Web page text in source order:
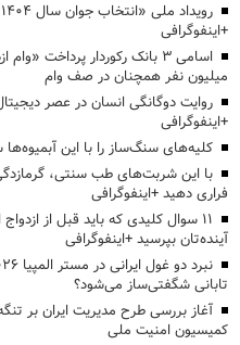
+اینفوگرافی
اسامی ۳ بانک رکوردار پرداخت
میلیون نفر همچنان در صف وام
روایت دوگانگی انسان در عصر
+اینفوگرافی
کلیه‌های سنگ‌ساز را با این
با این شربت‌های طب سنتی،
فراری دهید +اینفوگرافی
۱۱ سوال کلیدی که باید قبل از
آینده‌تان بپرسید +اینفوگرافی
تابانی شگفتی‌ساز می‌شود؟
آغاز بررسی طرح مدیریت ایران بر
کمیسیون امنیت ملی